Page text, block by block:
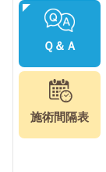
Ｑ＆Ａ
施術間隔表